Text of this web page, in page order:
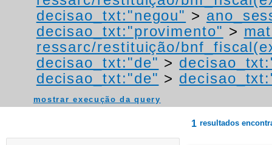
decisao_txt:"negou" >
decisao_txt:"provimento" >
ressarc/restituição/
decisao_txt:"de" >
decisao_txt:"de" >
mostrar execução da query
1 resultados